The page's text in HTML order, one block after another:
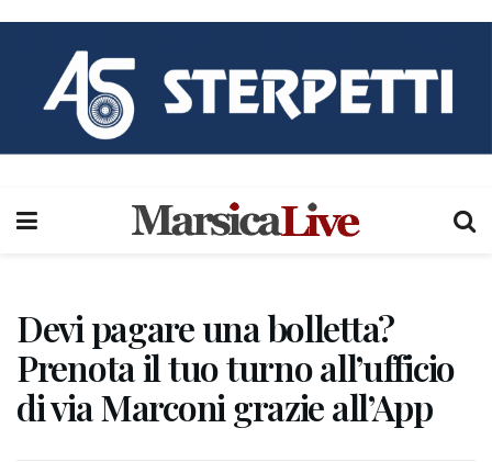
Devi pagare una bolletta?
Prenota il tuo turno all’ufficio
di via Marconi grazie all’App